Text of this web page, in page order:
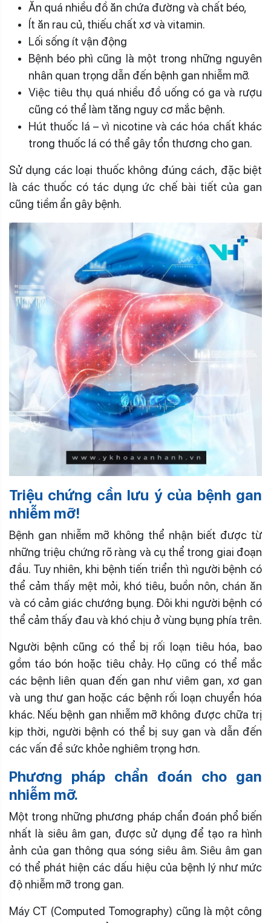
Ăn quá nhiều đồ ăn chứa đường và chất béo,
Ít ăn rau củ, thiếu chất xơ và vitamin.
Lối sống ít vận động
Bệnh béo phì cũng là một trong những nguyên
nhân quan trọng dẫn đến bệnh gan nhiễm mỡ.
Việc tiêu thụ quá nhiều đồ uống có ga và rượu
cũng có thể làm tăng nguy cơ mắc bệnh.
Hút thuốc lá – vì nicotine và các hóa chất khác
trong thuốc lá có thể gây tổn thương cho gan.
Sử dụng các loại thuốc không đúng cách, đặc biệt
là các thuốc có tác dụng ức chế bài tiết của gan
cũng tiềm ẩn gây bệnh.
Triệu chứng cần lưu ý của bệnh gan
nhiễm mỡ!
Bệnh gan nhiễm mỡ không thể nhận biết được từ
những triệu chứng rõ ràng và cụ thể trong giai đoạn
đầu. Tuy nhiên, khi bệnh tiến triển thì người bệnh có
thể cảm thấy mệt mỏi, khó tiêu, buồn nôn, chán ăn
và có cảm giác chướng bụng. Đôi khi người bệnh có
thể cảm thấy đau và khó chịu ở vùng bụng phía trên.
Người bệnh cũng có thể bị rối loạn tiêu hóa, bao
gồm táo bón hoặc tiêu chảy. Họ cũng có thể mắc
các bệnh liên quan đến gan như viêm gan, xơ gan
và ung thư gan hoặc các bệnh rối loạn chuyển hóa
khác. Nếu bệnh gan nhiễm mỡ không được chữa trị
kịp thời, người bệnh có thể bị suy gan và dẫn đến
các vấn đề sức khỏe nghiêm trọng hơn.
Phương pháp chẩn đoán cho gan
nhiễm mỡ.
Một trong những phương pháp chẩn đoán phổ biến
nhất là siêu âm gan, được sử dụng để tạo ra hình
ảnh của gan thông qua sóng siêu âm. Siêu âm gan
có thể phát hiện các dấu hiệu của bệnh lý như mức
độ nhiễm mỡ trong gan.
Máy CT (Computed Tomography) cũng là một công